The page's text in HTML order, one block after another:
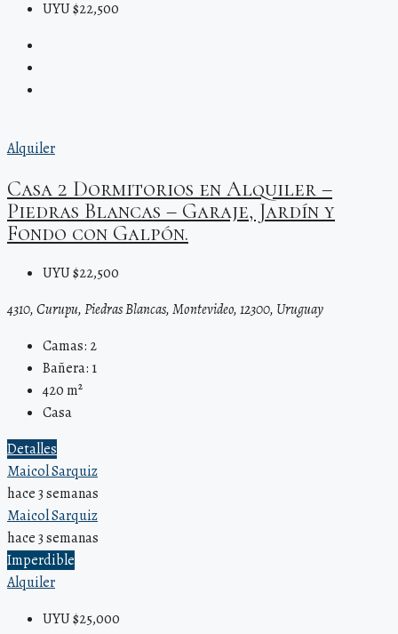
UYU $22,500
Alquiler
Casa 2 Dormitorios en Alquiler –
Piedras Blancas – Garaje, Jardín y
Fondo con Galpón.
UYU $22,500
4310, Curupu, Piedras Blancas, Montevideo, 12300, Uruguay
Camas: 2
Bañera: 1
420m²
Casa
Detalles
Maicol Sarquiz
hace 3 semanas
Maicol Sarquiz
hace 3 semanas
Imperdible
Alquiler
UYU $25,000